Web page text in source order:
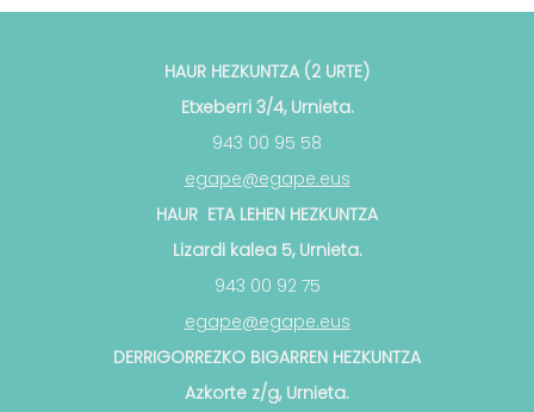
HAUR HEZKUNTZA (2 URTE)
Etxeberri 3/4, Urnieta.
943 00 95 58
egape@egape.eus
HAUR ETA LEHEN HEZKUNTZA
Lizardi kalea 5, Urnieta.
943 00 92 75
egape@egape.eus
DERRIGORREZKO BIGARREN HEZKUNTZA
Azkorte z/g, Urnieta.